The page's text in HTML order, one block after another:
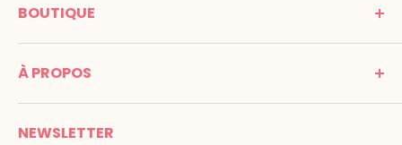
Promenade Jean Dalba
Tél : 05 53 61 21 26
Email :info@montessori-spirit.com
BOUTIQUE
C G V
Mentions légales
Paiement
Livraison
À PROPOS
Montessori Spirit
Maria Montessori
NEWSLETTER